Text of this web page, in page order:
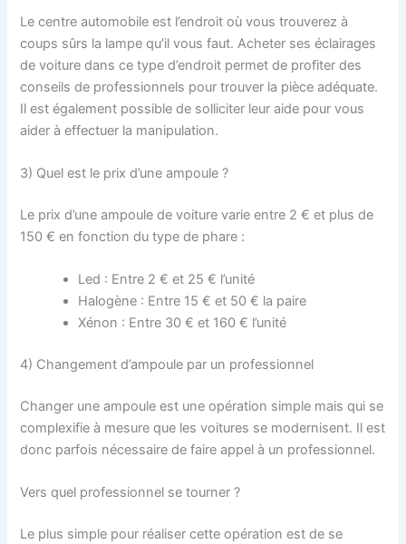
Le centre automobile est l’endroit où vous trouverez à
coups sûrs la lampe qu’il vous faut. Acheter ses éclairages
de voiture dans ce type d’endroit permet de profiter des
conseils de professionnels pour trouver la pièce adéquate.
Il est également possible de solliciter leur aide pour vous
aider à effectuer la manipulation.
3) Quel est le prix d’une ampoule ?
Le prix d’une ampoule de voiture varie entre 2 € et plus de
150 € en fonction du type de phare :
Led : Entre 2 € et 25 € l’unité
Halogène : Entre 15 € et 50 € la paire
Xénon : Entre 30 € et 160 € l’unité
4) Changement d’ampoule par un professionnel
Changer une ampoule est une opération simple mais qui se
complexifie à mesure que les voitures se modernisent. Il est
donc parfois nécessaire de faire appel à un professionnel.
Vers quel professionnel se tourner ?
Le plus simple pour réaliser cette opération est de se